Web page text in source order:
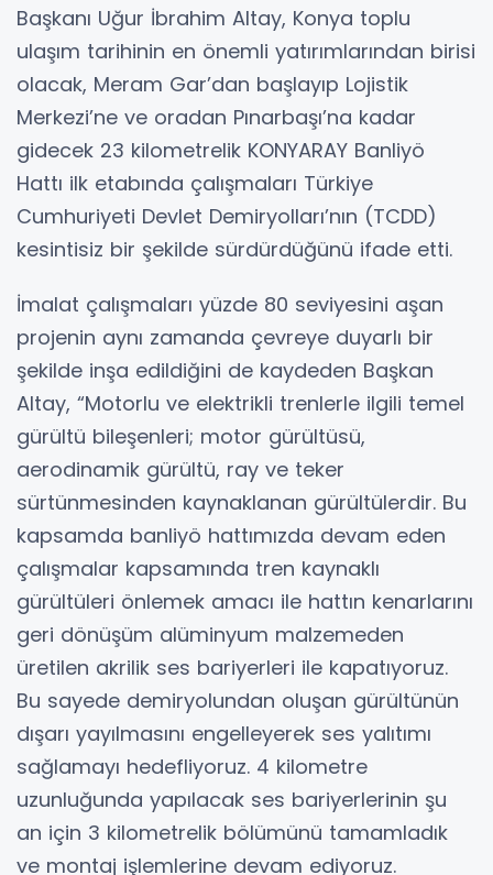
Başkanı Uğur İbrahim Altay, Konya toplu
ulaşım tarihinin en önemli yatırımlarından birisi
olacak, Meram Gar’dan başlayıp Lojistik
Merkezi’ne ve oradan Pınarbaşı’na kadar
gidecek 23 kilometrelik KONYARAY Banliyö
Hattı ilk etabında çalışmaları Türkiye
Cumhuriyeti Devlet Demiryolları’nın (TCDD)
kesintisiz bir şekilde sürdürdüğünü ifade etti.
İmalat çalışmaları yüzde 80 seviyesini aşan
projenin aynı zamanda çevreye duyarlı bir
şekilde inşa edildiğini de kaydeden Başkan
Altay, “Motorlu ve elektrikli trenlerle ilgili temel
gürültü bileşenleri; motor gürültüsü,
aerodinamik gürültü, ray ve teker
sürtünmesinden kaynaklanan gürültülerdir. Bu
kapsamda banliyö hattımızda devam eden
çalışmalar kapsamında tren kaynaklı
gürültüleri önlemek amacı ile hattın kenarlarını
geri dönüşüm alüminyum malzemeden
üretilen akrilik ses bariyerleri ile kapatıyoruz.
Bu sayede demiryolundan oluşan gürültünün
dışarı yayılmasını engelleyerek ses yalıtımı
sağlamayı hedefliyoruz. 4 kilometre
uzunluğunda yapılacak ses bariyerlerinin şu
an için 3 kilometrelik bölümünü tamamladık
ve montaj işlemlerine devam ediyoruz.